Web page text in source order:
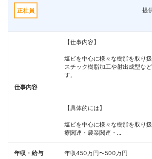
正社員
提
仕事内容
【仕事内容】
塩ビを中心に様々な樹脂を取り
スチック樹脂加工や射出成型な
す。
【具体的には】
塩ビを中心に様々な樹脂を取り
療関連・農業関連・...
年収・給与 年収450万円〜500万円